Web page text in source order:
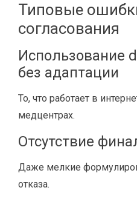
Типовые
согласования
Использование
без адаптации
То, что работает в
медцентрах.
Отсутствие
Даже мелкие
отказа.